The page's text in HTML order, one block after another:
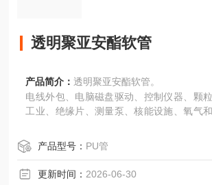
透明聚亚安酯软管
产品简介：透明聚亚安酯软管。
电线外包、电脑磁盘驱动、控制仪器、颗
工业、绝缘片、测量泵、核能设施、氧气和
净溶液转换、污染溶液转换、真空仪器、冲
产品型号： PU管
更新时间： 2026-06-30